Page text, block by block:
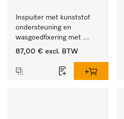
Inspuiter met kunststof
ondersteuning en
wasgoedfixering met
vergr., Ø 6, lengte
87,00 € excl. BTW